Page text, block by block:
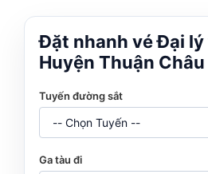
Đặt nhanh vé Đại lý
Huyện Thuận Châu
Tuyến đường sắt
Ga tàu đi